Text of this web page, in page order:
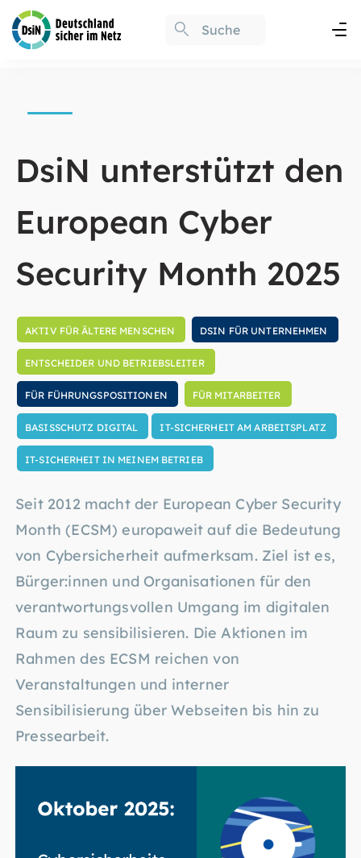
DsiN unterstützt den
European Cyber
Security Month 2025
AKTIV FÜR ÄLTERE MENSCHEN DSIN FÜR UNTERNEHMEN
ENTSCHEIDER UND BETRIEBSLEITER
FÜR FÜHRUNGSPOSITIONEN FÜR MITARBEITER
BASISSCHUTZ DIGITAL IT-SICHERHEIT AM ARBEITSPLATZ
IT-SICHERHEIT IN MEINEM BETRIEB
Seit 2012 macht der European Cyber Security
Month (ECSM) europaweit auf die Bedeutung
von Cybersicherheit aufmerksam. Ziel ist es,
Bürger:innen und Organisationen für den
verantwortungsvollen Umgang im digitalen
Raum zu sensibilisieren. Die Aktionen im
Rahmen des ECSM reichen von
Veranstaltungen und interner
Sensibilisierung über Webseiten bis hin zu
Pressearbeit.